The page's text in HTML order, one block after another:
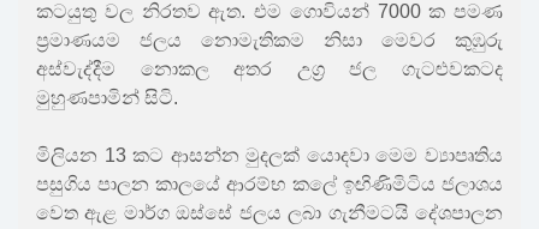
කටයුතු වල නිරතව ඇත. එම ගොවියන් 7000 ක පමණ
ප්‍රමාණයම ජලය නොමැතිකම නිසා මෙවර කුඹුරු
අස්වැද්දීම නොකල අතර උග්‍ර ජල ගැටළුවකටද
මුහුණපාමින් සිටි.
මිලියන 13 කට ආසන්න මුදලක් යොදවා මෙම ව්‍යාපෘතිය
පසුගිය පාලන කාල‍යේ ආරම්භ කලේ ඉඟිණිමිටිය ජලාශය
වෙත ඇළ මාර්ග ඔස්සේ ජලය ලබා ගැනීමටයි දේශපාලන